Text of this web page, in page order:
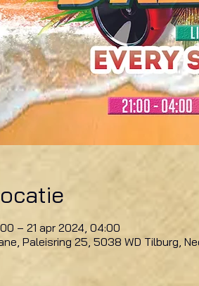
– 21 apr 2024, 04:00
Paleisring 25, 5038 WD Tilburg,